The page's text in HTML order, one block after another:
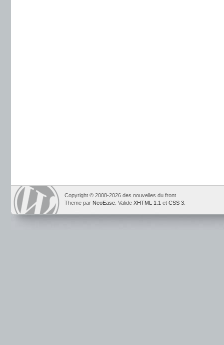
Copyright © 2008-2026 des nouvelles du front
Theme par NeoEase . Valide XHTML 1.1 et CSS 3